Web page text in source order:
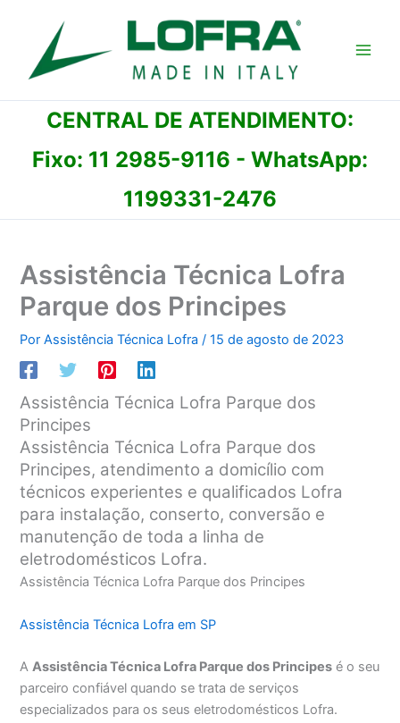
conteúdo
CENTRAL DE ATENDIMENTO:
Fixo: 11 2985-9116 - WhatsApp:
1199331-2476
Assistência Técnica Lofra
Parque dos Principes
PorAssistência Técnica Lofra/15 de agosto de 2023
Assistência Técnica Lofra Parque dos
Principes
Assistência Técnica Lofra Parque dos
Principes, atendimento a domicílio com
técnicos experientes e qualificados Lofra
para instalação, conserto, conversão e
manutenção de toda a linha de
eletrodomésticos Lofra.
Assistência Técnica Lofra Parque dos Principes
Assistência Técnica Lofra em SP
AAssistência Técnica Lofra Parque dos Principes é o seu
parceiro confiável quando se trata de serviços
especializados para os seus eletrodomésticos Lofra.